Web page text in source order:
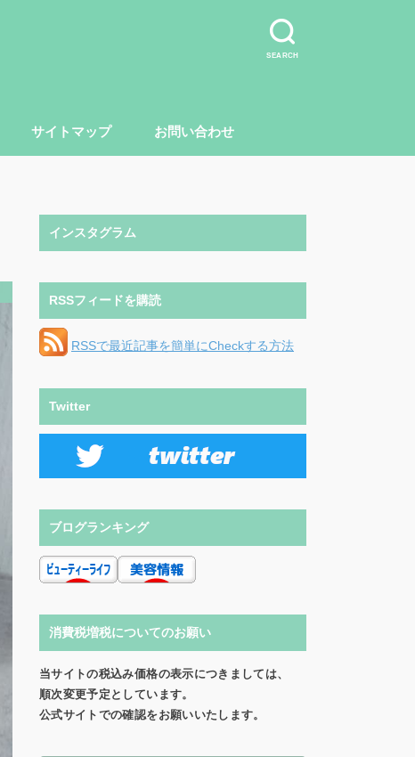
SEARCH
サイトマップ お問い合わせ
インスタグラム
RSSフィードを購読
RSSで最近記事を簡単にCheckする方法
Twitter
ブログランキング
消費税増税についてのお願い
当サイトの税込み価格の表示につきましては、
順次変更予定としています。
公式サイトでの確認をお願いいたします。